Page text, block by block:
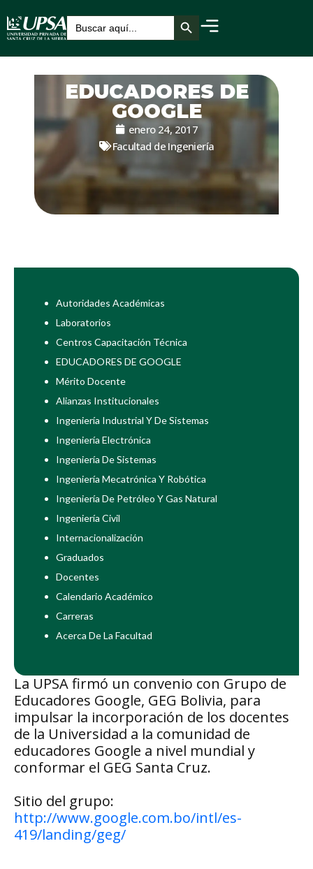
Buscar: Botón de búsqueda
EDUCADORES DE
GOOGLE
enero 24, 2017
Facultad de Ingeniería
La UPSA firmó un convenio con Grupo de
Educadores Google, GEG Bolivia, para
impulsar la incorporación de los docentes
de la Universidad a la comunidad de
educadores Google a nivel mundial y
conformar el GEG Santa Cruz.
Sitio del grupo:
http://www.google.com.bo/intl/es-
419/landing/geg/
Autoridades Académicas
Laboratorios
Centros Capacitación Técnica
EDUCADORES DE GOOGLE
Mérito Docente
Alianzas Institucionales
Ingeniería Industrial Y De Sistemas
Ingeniería Electrónica
Ingeniería De Sistemas
Ingeniería Mecatrónica Y Robótica
Ingeniería De Petróleo Y Gas Natural
Ingeniería Civil
Internacionalización
Graduados
Docentes
Calendario Académico
Carreras
Acerca De La Facultad